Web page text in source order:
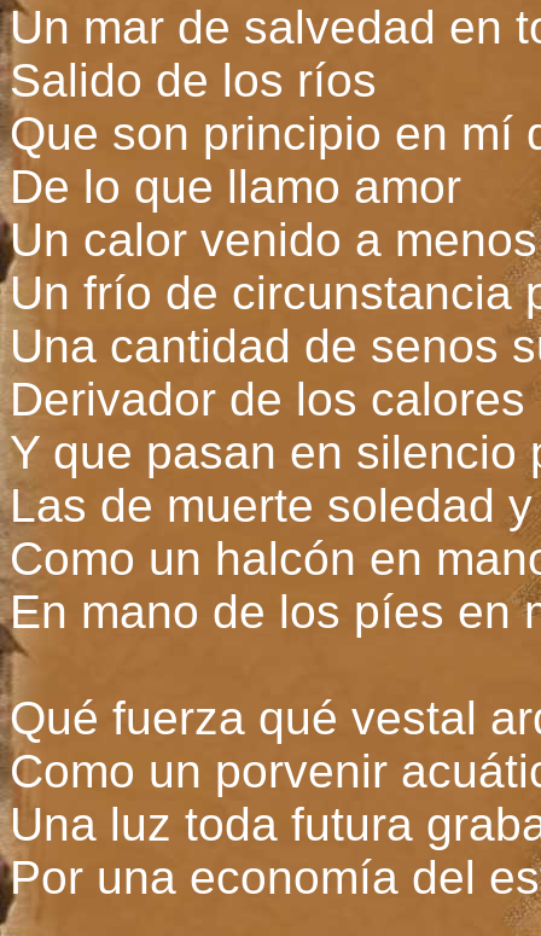
Un mar de salvedad en
Salido de los ríos
Que son principio en mí
De lo que llamo amor
Un calor venido a
Un frío de circunstancia
Una cantidad de senos
Derivador de los calores
Y que pasan en silencio
Las de muerte soledad
Como un halcón en
En mano de los píes en
Qué fuerza qué vestal
Como un porvenir
Una luz toda futura
Por una economía del